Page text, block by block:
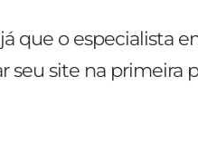
que o especialista
seu site na primeira